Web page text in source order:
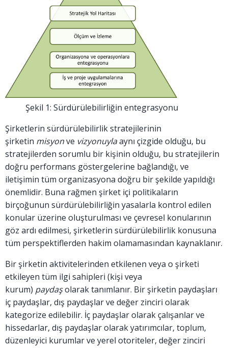
Şekil 1: Sürdürülebilirliğin entegrasyonu
Şirketlerin sürdürülebilirlik stratejilerinin
şirketin misyonve vizyonuylaaynı çizgide olduğu, bu
stratejilerden sorumlu bir kişinin olduğu, bu stratejilerin
doğru performans göstergelerine bağlandığı, ve
iletişimin tüm organizasyona doğru bir şekilde yapıldığı
önemlidir. Buna rağmen şirket içi politikaların
birçoğunun sürdürülebilirliğin yasalarla kontrol edilen
konular üzerine oluşturulması ve çevresel konularının
göz ardı edilmesi, şirketlerin sürdürülebilirlik konusuna
tüm perspektiflerden hakim olamamasından kaynaklanır.
Bir şirketin aktivitelerinden etkilenen veya o şirketi
etkileyen tüm ilgi sahipleri (kişi veya
kurum) paydaşolarak tanımlanır. Bir şirketin paydaşları
iç paydaşlar, dış paydaşlar ve değer zinciri olarak
kategorize edilebilir. İç paydaşlar olarak çalışanlar ve
hissedarlar, dış paydaşlar olarak yatırımcılar, toplum,
düzenleyici kurumlar ve yerel otoriteler, değer zinciri